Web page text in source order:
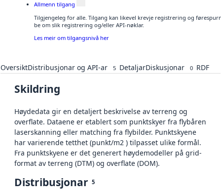
Allmenn tilgang
Tilgjengeleg for alle. Tilgang kan likevel krevje registrering og
be om slik registrering og/eller API-nøklar.
Les meir om tilgangsnivå her
OversiktDistribusjonar og API-ar 5 DetaljarDiskusjonar 0 RDF
Skildring
Høydedata gir en detaljert beskrivelse av terreng og
overflate. Dataene er etablert som punktskyer fra flybåren
laserskanning eller matching fra flybilder. Punktskyene
har varierende tetthet (punkt/m2 ) tilpasset ulike formål.
Fra punktskyene er det generert høydemodeller på grid-
format av terreng (DTM) og overflate (DOM).
Distribusjonar 5